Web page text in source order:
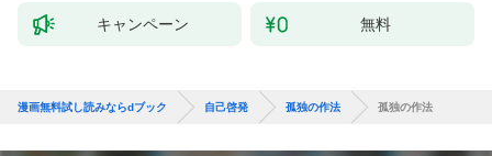
キャンペーン 無料
漫画無料試し読みならdブック 自己啓発 孤独の作法 孤独の作法